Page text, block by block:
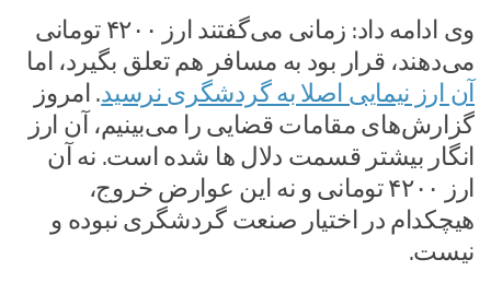
وی ادامه داد: زمانی می‌گفتند ارز ۴۲۰۰ تومانی
می‌دهند، قرار بود به مسافر هم تعلق بگیرد، اما
آن ارز نیمایی اصلا به گردشگری نرسید. امروز
گزارش‌های مقامات قضایی را می‌بینیم، آن ارز
انگار بیشتر قسمت دلال ها شده است. نه آن
ارز ۴۲۰۰ تومانی و نه این عوارض خروج،
هیچکدام در اختیار صنعت گردشگری نبوده و
نیست.